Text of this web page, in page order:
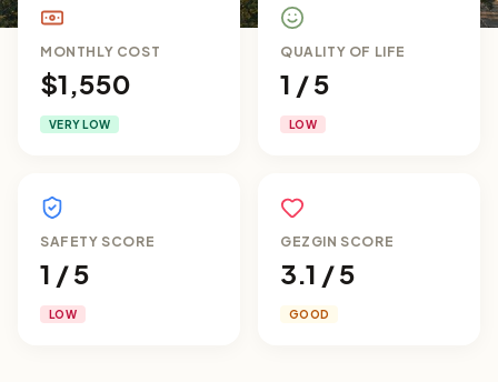
MONTHLY COST
$1,550
VERY LOW
QUALITY OF LIFE
1 / 5
LOW
SAFETY SCORE
1 / 5
LOW
GEZGIN SCORE
3.1 / 5
GOOD